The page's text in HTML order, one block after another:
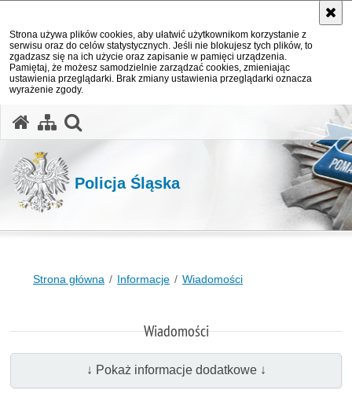
Strona używa plików cookies, aby ułatwić użytkownikom korzystanie z
serwisu oraz do celów statystycznych. Jeśli nie blokujesz tych plików, to
zgadzasz się na ich użycie oraz zapisanie w pamięci urządzenia.
Pamiętaj, że możesz samodzielnie zarządzać cookies, zmieniając
ustawienia przeglądarki. Brak zmiany ustawienia przeglądarki oznacza
wyrażenie zgody.
Policja Śląska
Strona główna Informacje Wiadomości
Wiadomości
↓ Pokaż informacje dodatkowe ↓